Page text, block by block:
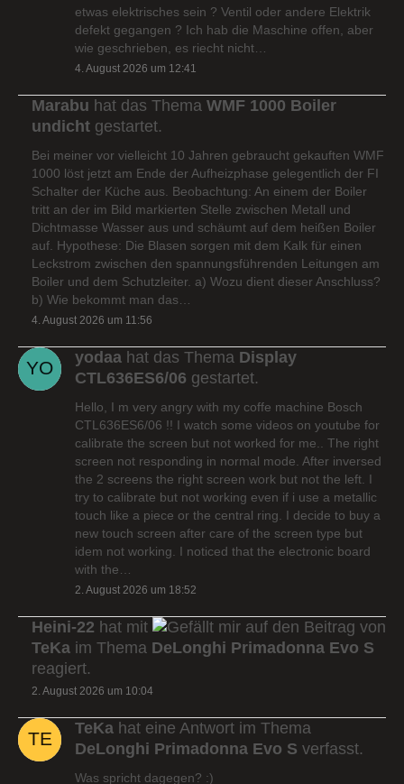
etwas elektrisches sein ? Ventil oder andere Elektrik
defekt gegangen ? Ich hab die Maschine offen, aber
wie geschrieben, es riecht nicht…
4. August 2026 um 12:41
Marabu hat das Thema WMF 1000 Boiler
undicht gestartet.
Bei meiner vor vielleicht 10 Jahren gebraucht gekauften WMF
1000 löst jetzt am Ende der Aufheizphase gelegentlich der FI
Schalter der Küche aus. Beobachtung: An einem der Boiler
tritt an der im Bild markierten Stelle zwischen Metall und
Dichtmasse Wasser aus und schäumt auf dem heißen Boiler
auf. Hypothese: Die Blasen sorgen mit dem Kalk für einen
Leckstrom zwischen den spannungsführenden Leitungen am
Boiler und dem Schutzleiter. a) Wozu dient dieser Anschluss?
b) Wie bekommt man das…
4. August 2026 um 11:56
yodaa hat das Thema Display
CTL636ES6/06 gestartet.
Hello, I m very angry with my coffe machine Bosch
CTL636ES6/06 !! I watch some videos on youtube for
calibrate the screen but not worked for me.. The right
screen not responding in normal mode. After inversed
the 2 screens the right screen work but not the left. I
try to calibrate but not working even if i use a metallic
touch like a piece or the central ring. I decide to buy a
new touch screen after care of the screen type but
idem not working. I noticed that the electronic board
with the…
2. August 2026 um 18:52
Heini-22 hat mit
auf den Beitrag von
TeKa im Thema DeLonghi Primadonna Evo S
reagiert.
2. August 2026 um 10:04
TeKa hat eine Antwort im Thema
DeLonghi Primadonna Evo S verfasst.
Was spricht dagegen? :)